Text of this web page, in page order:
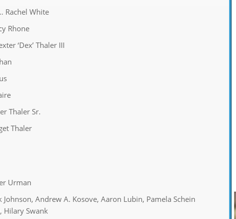
Rachel White
Rhone
‘Dex’ Thaler III
Thaler Sr.
Thaler
Urman
Andrew A. Kosove, Aaron Lubin, Pamela Schein
Hilary Swank